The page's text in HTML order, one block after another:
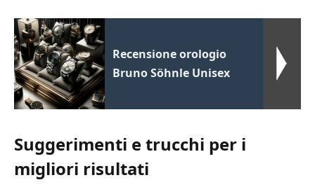
Recensione orologio
Bruno Söhnle Unisex
Suggerimenti e trucchi per i
migliori risultati